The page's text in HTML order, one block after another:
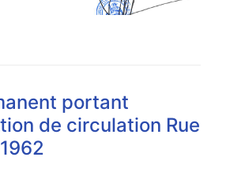
portant
de circulation Rue